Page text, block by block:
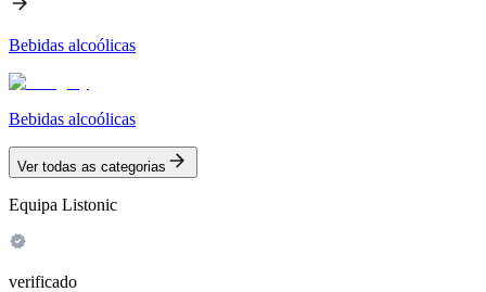
Bebidas alcoólicas
Bebidas alcoólicas
Ver todas as categorias
Equipa Listonic
verificado